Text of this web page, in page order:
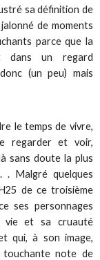
sa définition de
de moments
parce que la
dans un regard
(un peu) mais
le temps de vivre,
regarder et voir,
sans doute la plus
. Malgré quelques
de ce troisième
ses personnages
vie et sa cruauté
qui, à son image,
touchante note de